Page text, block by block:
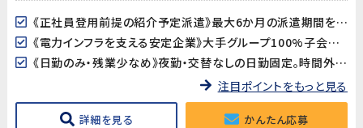
《正社員登用前提の紹介予定派遣》最大6か月の派遣期間を経て、正社員への登用を前提とした求人です。登用後の年収は500万〜800万円を目指せます。
《電力インフラを支える安定企業》大手グループ100%子会社で、社会インフラを支える製品の製造に携われます。安定した事業基盤のもと、長期的なスキルアップが可能です。
《日勤のみ・残業少なめ》夜勤・交替なしの日勤固定。時間外労働は月10時間程度と少なく、プライベートとの両立がしやすい環境です。
注目ポイントをもっと見る
詳細を見る かんたん応募